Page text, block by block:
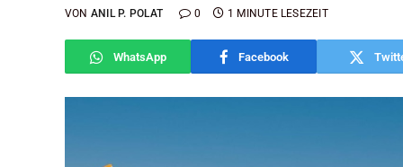
VON ANIL P. POLAT 0 1 MINUTE LESEZEIT
WhatsApp Facebook